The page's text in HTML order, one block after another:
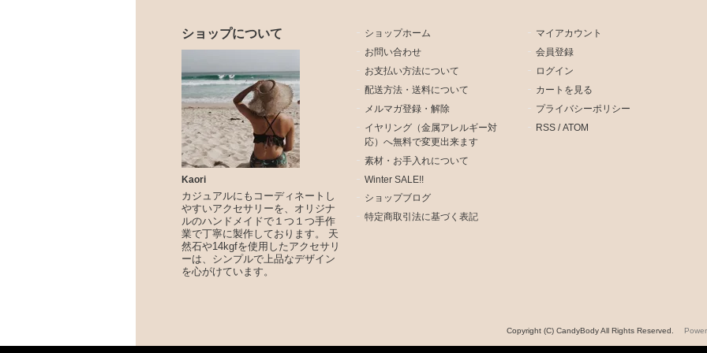
ショップについて
Kaori
カジュアルにもコーディネートし
やすいアクセサリーを、オリジナ
ルのハンドメイドで１つ１つ手作
業で丁寧に製作しております。 天
然石や14kgfを使用したアクセサリ
ーは、シンプルで上品なデザイン
を心がけています。
ショップホーム
お問い合わせ
お支払い方法について
配送方法・送料について
メルマガ登録・解除
イヤリング（金属アレルギー対
応）へ無料で変更出来ます
素材・お手入れについて
Winter SALE!!
ショップブログ
特定商取引法に基づく表記
マイアカウント
会員登録
ログイン
カートを見る
プライバシーポリシー
RSS/ATOM
Copyright (C) CandyBody All Rights Reserved.